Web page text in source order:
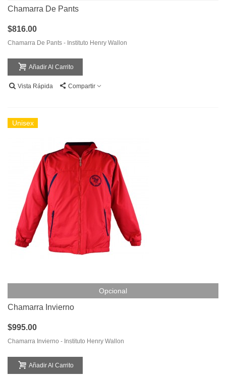
Chamarra De Pants
$816.00
Chamarra De Pants - Instituto Henry Wallon
Añadir Al Carrito
Vista Rápida Compartir
Unisex
Opcional
Chamarra Invierno
$995.00
Chamarra Invierno - Instituto Henry Wallon
Añadir Al Carrito